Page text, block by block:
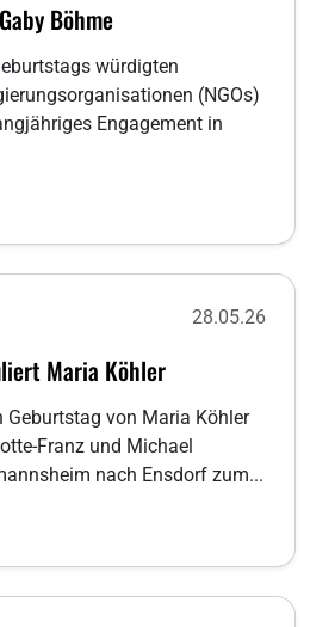
Böhme
würdigten
(NGOs)
Engagement in
28.05.26
Maria Köhler
von Maria Köhler
Franz und Michael
nach Ensdorf zum...